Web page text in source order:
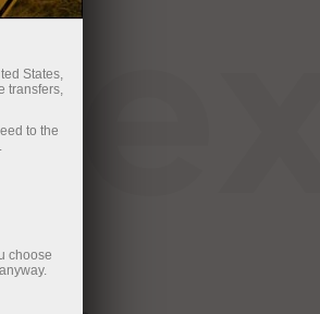
States,
transfers,
to the
choose